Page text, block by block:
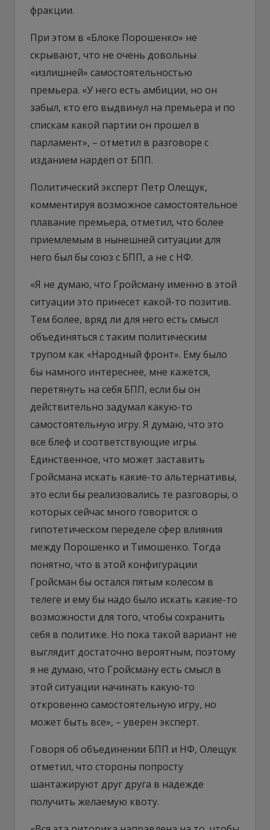
фракции.
При этом в «Блоке Порошенко» не
скрывают, что не очень довольны
«излишней» самостоятельностью
премьера. «У него есть амбиции, но он
забыл, кто его выдвинул на премьера и по
спискам какой партии он прошел в
парламент», – отметил в разговоре с
изданием нардеп от БПП.
Политический эксперт Петр Олещук,
комментируя возможное самостоятельное
плавание премьера, отметил, что более
приемлемым в нынешней ситуации для
него был бы союз с БПП, а не с НФ.
«Я не думаю, что Гройсману именно в этой
ситуации это принесет какой-то позитив.
Тем более, вряд ли для него есть смысл
объединяться с таким политическим
трупом как «Народный фронт». Ему было
бы намного интереснее, мне кажется,
перетянуть на себя БПП, если бы он
действительно задумал какую-то
самостоятельную игру. Я думаю, что это
все блеф и соответствующие игры.
Единственное, что может заставить
Гройсмана искать какие-то альтернативы,
это если бы реализовались те разговоры, о
которых сейчас много говорится: о
гипотетическом переделе сфер влияния
между Порошенко и Тимошенко. Тогда
понятно, что в этой конфигурации
Гройсман бы остался пятым колесом в
телеге и ему бы надо было искать какие-то
возможности для того, чтобы сохранить
себя в политике. Но пока такой вариант не
выглядит достаточно вероятным, поэтому
я не думаю, что Гройсману есть смысл в
этой ситуации начинать какую-то
откровенно самостоятельную игру, но
может быть все», – уверен эксперт.
Говоря об объединении БПП и НФ, Олещук
отметил, что стороны попросту
шантажируют друг друга в надежде
получить желаемую квоту.